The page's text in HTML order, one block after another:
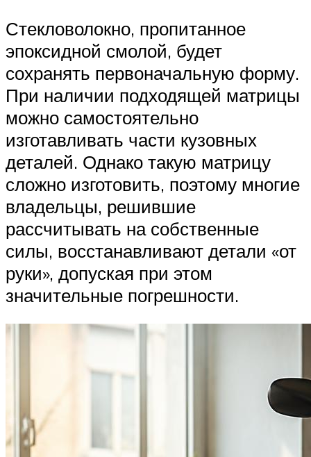
Стекловолокно, пропитанное
эпоксидной смолой, будет
сохранять первоначальную форму.
При наличии подходящей матрицы
можно самостоятельно
изготавливать части кузовных
деталей. Однако такую матрицу
сложно изготовить, поэтому многие
владельцы, решившие
рассчитывать на собственные
силы, восстанавливают детали «от
руки», допуская при этом
значительные погрешности.